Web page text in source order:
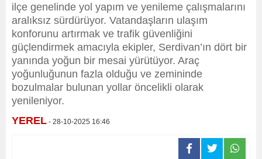
ilçe genelinde yol yapım ve yenileme çalışmalarını
aralıksız sürdürüyor. Vatandaşların ulaşım
konforunu artırmak ve trafik güvenliğini
güçlendirmek amacıyla ekipler, Serdivan’ın dört bir
yanında yoğun bir mesai yürütüyor. Araç
yoğunluğunun fazla olduğu ve zemininde
bozulmalar bulunan yollar öncelikli olarak
yenileniyor.
YEREL - 28-10-2025 16:46